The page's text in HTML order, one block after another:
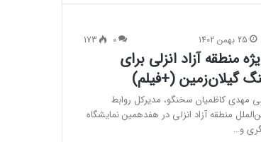
25 بهمن 1402 0
173
منطقه آزاد انزلی برای
گیلان‌زمین (+فیلم)
مهدی کاظمیان سخنگو، مدیرکل روابط
منطقه آزاد انزلی در هفدهمین نمایشگاه
و…